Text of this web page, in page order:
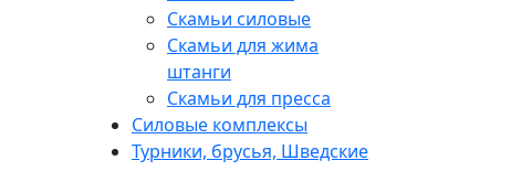
Скамьи силовые
Скамьи для жима
штанги
Скамьи для пресса
Силовые комплексы
Турники, брусья, Шведские